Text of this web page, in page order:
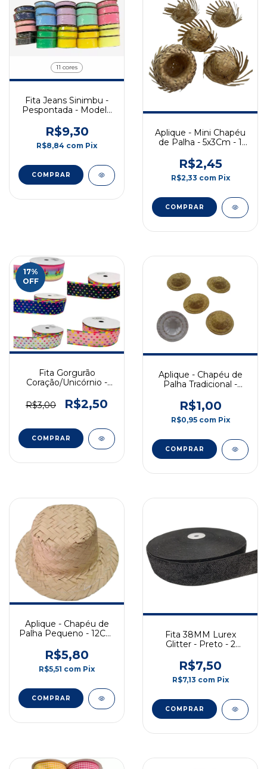
11 cores
Fita Jeans Sinimbu -
Pespontada - Modelo
10 metros
R$9,30
R$8,84 com Pix
COMPRAR
Aplique - Mini Chapéu
de Palha - 5x3Cm - 1
R$2,45
R$2,33 com Pix
17%
OFF
Fita Gorgurão
Coração/Unicórnio -
R$3,00
R$2,50
COMPRAR
Aplique - Chapéu de
Palha Tradicional -
- 1 Unidade
R$1,00
R$0,95 com Pix
Aplique - Chapéu de
Palha Pequeno - 12Cm
R$5,80
R$5,51 com Pix
Fita 38MM Lurex
Glitter - Preto - 2
R$7,50
R$7,13 com Pix